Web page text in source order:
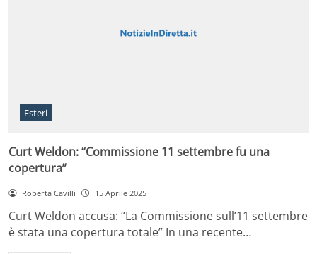
Esteri
Curt Weldon: “Commissione 11 settembre fu una
copertura”
Roberta Cavilli 15 Aprile 2025
Curt Weldon accusa: “La Commissione sull’11 settembre
è stata una copertura totale” In una recente…